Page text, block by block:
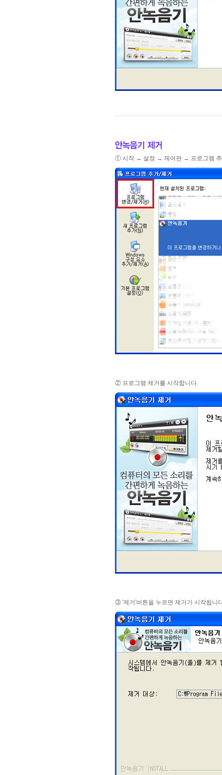
① 시작 → 설정 → 제어판 → 프로그램
② 프로그램 제거를 시작합니다.
③ '제거'버튼을 누르면 제거가 시작됩니